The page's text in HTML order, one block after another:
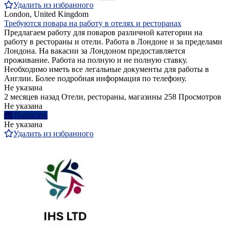
Удалить из избранного
London, United Kingdom
Требуются повара на работу в отелях и ресторанах
Предлагаем работу для поваров различной категории на
работу в рестораны и отели. Работа в Лондоне и за пределами
Лондона. На вакасии за Лондоном предоставляется
проживание. Работа на полную и не полную ставку.
Необходимо иметь все легальные документы для работы в
Англии. Более подробная информация по телефону.
Не указана
2 месяцев назад Отели, рестораны, магазины 258 Просмотров
Не указана
Написать
Не указана
Удалить из избранного